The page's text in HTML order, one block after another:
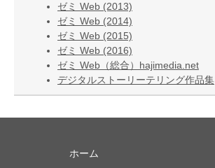
ゼミ Web (2013)
ゼミ Web (2014)
ゼミ Web (2015)
ゼミ Web (2016)
ゼミ Web（総合）hajimedia.net
デジタルストーリーテリング作品集
ホーム